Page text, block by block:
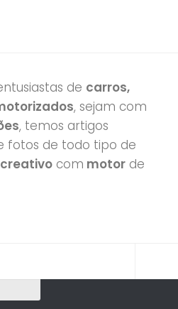
de carros,
, sejam com
, temos artigos
fotos de todo tipo de
com motor de